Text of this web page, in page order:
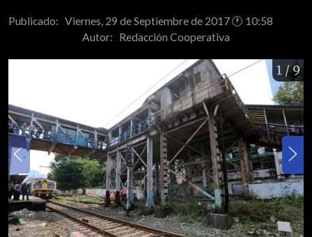
Publicado: Viernes, 29 de Septiembre de 2017 🕐 10:58
Autor: Redacción Cooperativa
1/ 9